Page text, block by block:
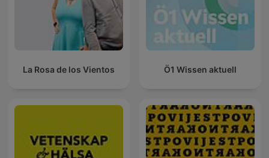
La Rosa de los Vientos Ö1 Wissen aktuell